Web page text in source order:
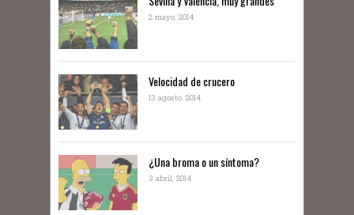
2 mayo, 2014
Velocidad de crucero
13 agosto, 2014
¿Una broma o un síntoma?
3 abril, 2014